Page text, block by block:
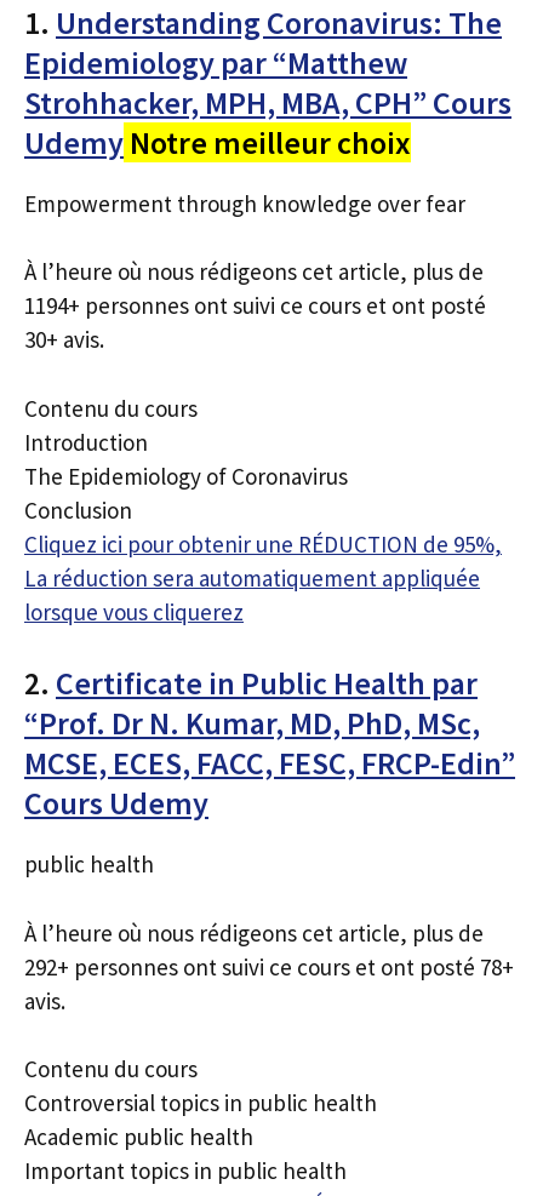
1. Understanding Coronavirus: The
Epidemiology par “Matthew
Strohhacker, MPH, MBA, CPH” Cours
Udemy Notre meilleur choix
Empowerment through knowledge over fear
À l’heure où nous rédigeons cet article, plus de
1194+ personnes ont suivi ce cours et ont posté
30+ avis.
Contenu du cours
Introduction
The Epidemiology of Coronavirus
Conclusion
Cliquez ici pour obtenir une RÉDUCTION de 95%,
La réduction sera automatiquement appliquée
lorsque vous cliquerez
2. Certificate in Public Health par
“Prof. Dr N. Kumar, MD, PhD, MSc,
MCSE, ECES, FACC, FESC, FRCP-Edin”
Cours Udemy
public health
À l’heure où nous rédigeons cet article, plus de
292+ personnes ont suivi ce cours et ont posté 78+
avis.
Contenu du cours
Controversial topics in public health
Academic public health
Important topics in public health